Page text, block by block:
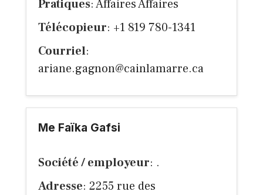
Pratiques: Affaires Affaires
Télécopieur: +1 819 780-1341
Courriel:
ariane.gagnon@cainlamarre.ca
Me Faïka Gafsi
Société / employeur: .
Adresse: 2255 rue des